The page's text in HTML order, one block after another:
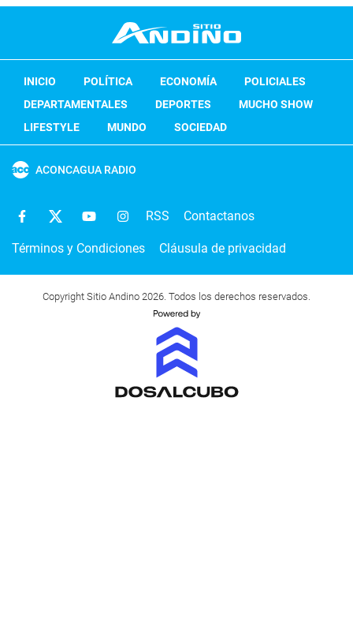
INICIO POLÍTICA ECONOMÍA
POLICIALES
DEPARTAMENTALES
DEPORTES
MUCHO SHOW
LIFESTYLE
MUNDO SOCIEDAD
ACONCAGUA RADIO
RSS Contactanos
Términos y Condiciones Cláusula de privacidad
Copyright Sitio Andino 2026. Todos los derechos reservados.